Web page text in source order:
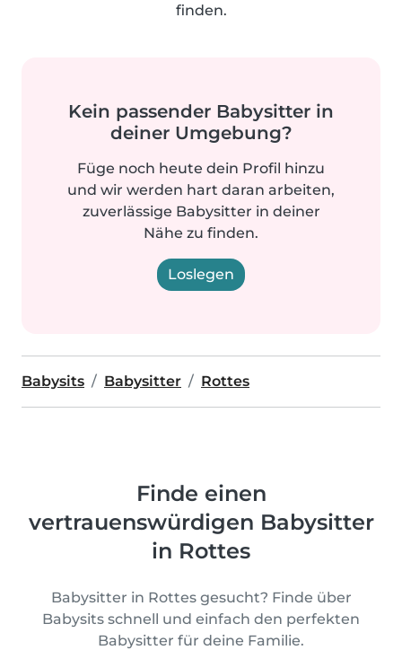
finden.
Kein passender Babysitter in
deiner Umgebung?
Füge noch heute dein Profil hinzu
und wir werden hart daran arbeiten,
zuverlässige Babysitter in deiner
Nähe zu finden.
Loslegen
Babysits Babysitter Rottes
Finde einen
vertrauenswürdigen Babysitter
in Rottes
Babysitter in Rottes gesucht? Finde über
Babysits schnell und einfach den perfekten
Babysitter für deine Familie.